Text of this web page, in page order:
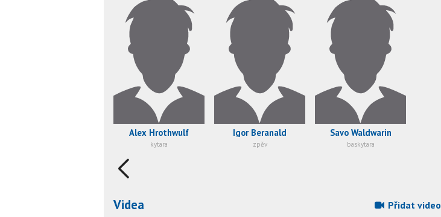
Alex Hrothwulf
kytara
Igor Beranald
zpěv
Savo Waldwarin
baskytara
Videa Přidat video